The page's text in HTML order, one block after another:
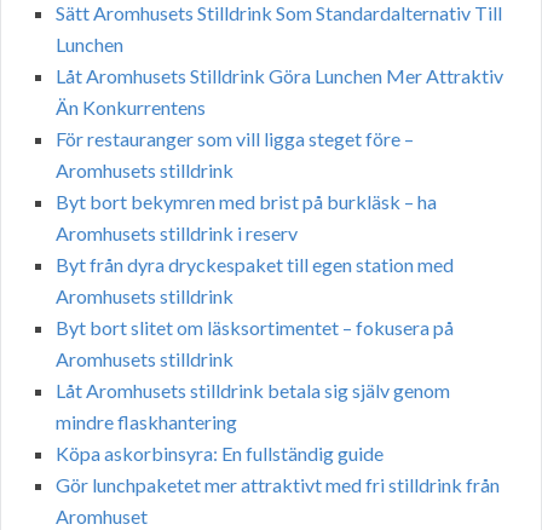
Sätt Aromhusets Stilldrink Som Standardalternativ Till
Lunchen
Låt Aromhusets Stilldrink Göra Lunchen Mer Attraktiv
Än Konkurrentens
För restauranger som vill ligga steget före –
Aromhusets stilldrink
Byt bort bekymren med brist på burkläsk – ha
Aromhusets stilldrink i reserv
Byt från dyra dryckespaket till egen station med
Aromhusets stilldrink
Byt bort slitet om läsksortimentet – fokusera på
Aromhusets stilldrink
Låt Aromhusets stilldrink betala sig själv genom
mindre flaskhantering
Köpa askorbinsyra: En fullständig guide
Gör lunchpaketet mer attraktivt med fri stilldrink från
Aromhuset